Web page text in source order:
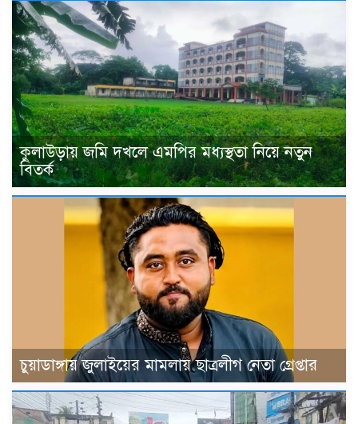
কুলাউড়ায় জমি দখলে এমপির মধ্যস্থতা নিয়ে নতুন
বিতর্ক
চুয়াডাঙ্গায় জুলাইয়ের মামলায় ছাত্রলীগ নেতা গ্রেপ্তার